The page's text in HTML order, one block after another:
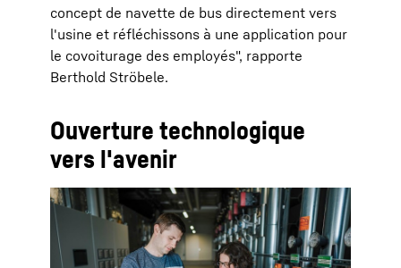
concept de navette de bus directement vers
l'usine et réfléchissons à une application pour
le covoiturage des employés", rapporte
Berthold Ströbele.
Ouverture technologique
vers l'avenir